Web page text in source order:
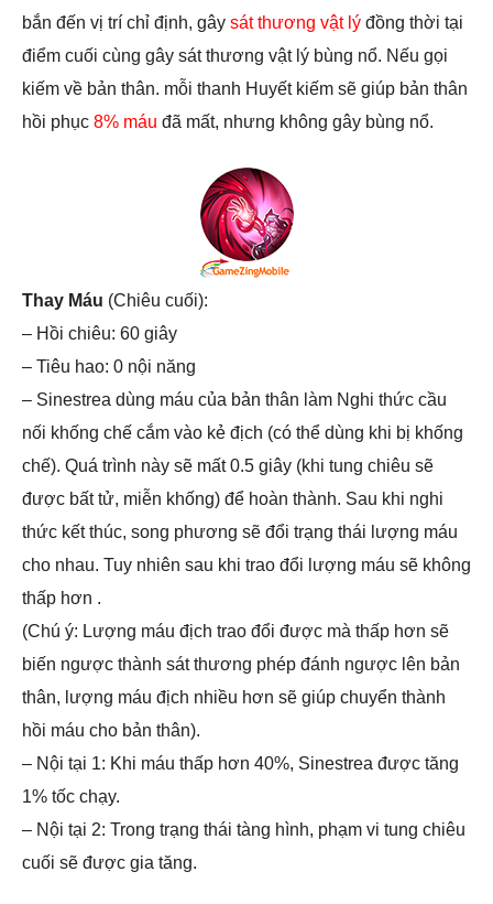
bắn đến vị trí chỉ định, gây sát thương vật lý đồng thời tại
điểm cuối cùng gây sát thương vật lý bùng nổ. Nếu gọi
kiếm về bản thân. mỗi thanh Huyết kiếm sẽ giúp bản thân
hồi phục 8% máu đã mất, nhưng không gây bùng nổ.
Thay Máu (Chiêu cuối):
– Hồi chiêu: 60 giây
– Tiêu hao: 0 nội năng
– Sinestrea dùng máu của bản thân làm Nghi thức cầu
nối khống chế cắm vào kẻ địch (có thể dùng khi bị khống
chế). Quá trình này sẽ mất 0.5 giây (khi tung chiêu sẽ
được bất tử, miễn khống) để hoàn thành. Sau khi nghi
thức kết thúc, song phương sẽ đổi trạng thái lượng máu
cho nhau. Tuy nhiên sau khi trao đổi lượng máu sẽ không
thấp hơn .
(Chú ý: Lượng máu địch trao đổi được mà thấp hơn sẽ
biến ngược thành sát thương phép đánh ngược lên bản
thân, lượng máu địch nhiều hơn sẽ giúp chuyển thành
hồi máu cho bản thân).
– Nội tại 1: Khi máu thấp hơn 40%, Sinestrea được tăng
1% tốc chạy.
– Nội tại 2: Trong trạng thái tàng hình, phạm vi tung chiêu
cuối sẽ được gia tăng.